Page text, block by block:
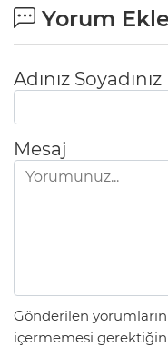
Yorum Ekle
Adınız Soyadınız
Mesaj
Gönderilen
içermemesi gerektiğini